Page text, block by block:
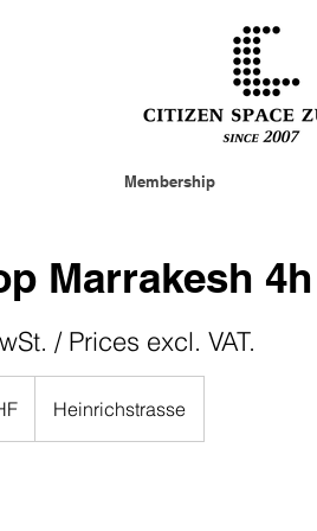
Membership
Marrakesh 4h
/ Prices excl. VAT.
Heinrichstrasse